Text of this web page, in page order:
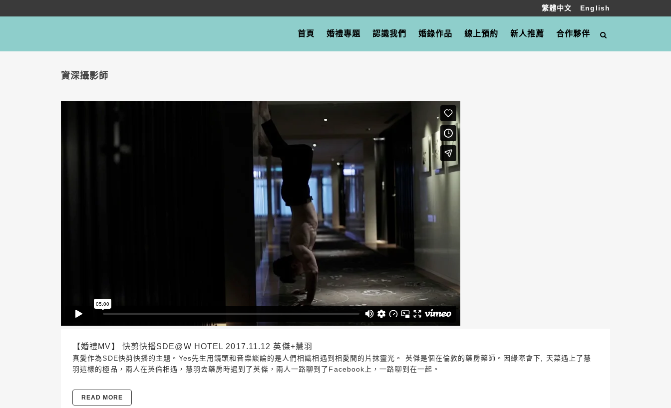
繁體中文 English
首頁 婚禮專題 認識我們 婚錄作品 線上預約 新人推薦 合作夥伴
資深攝影師
【婚禮MV】 快剪快播SDE@W HOTEL 2017.11.12 英傑+慧羽
真愛作為SDE快剪快播的主題。Yes先生用鏡頭和音樂談論的是人們相識相遇到相愛間的片抹靈光。 英傑是個在倫敦的藥房藥師。因緣際會下, 天菜遇上了慧
羽這樣的極品，兩人在英倫相遇，慧羽去藥房時遇到了英傑，兩人一路聊到了Facebook上，一路聊到在一起。
READ MORE